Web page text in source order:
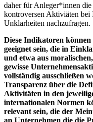
daher für Anleger*innen
kontroversen Aktiviäten bei
Unklarheiten nachzufragen.
Diese Indikatoren
geeignet sein, die in
und etwa aus
gewisse
vollständig ausschließen
Transparenz über die
Aktivitäten in den
internationalen Normen
relevant sein, die der
an Unternehmen die die